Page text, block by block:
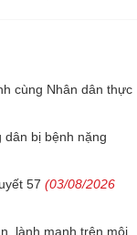
cùng Nhân dân thực
bị bệnh nặng
57 (03/08/2026
lành mạnh trên môi